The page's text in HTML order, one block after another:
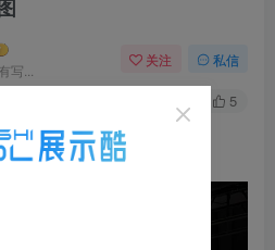
...
关注 私信
5